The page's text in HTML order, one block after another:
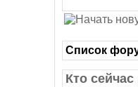
Список
Кто